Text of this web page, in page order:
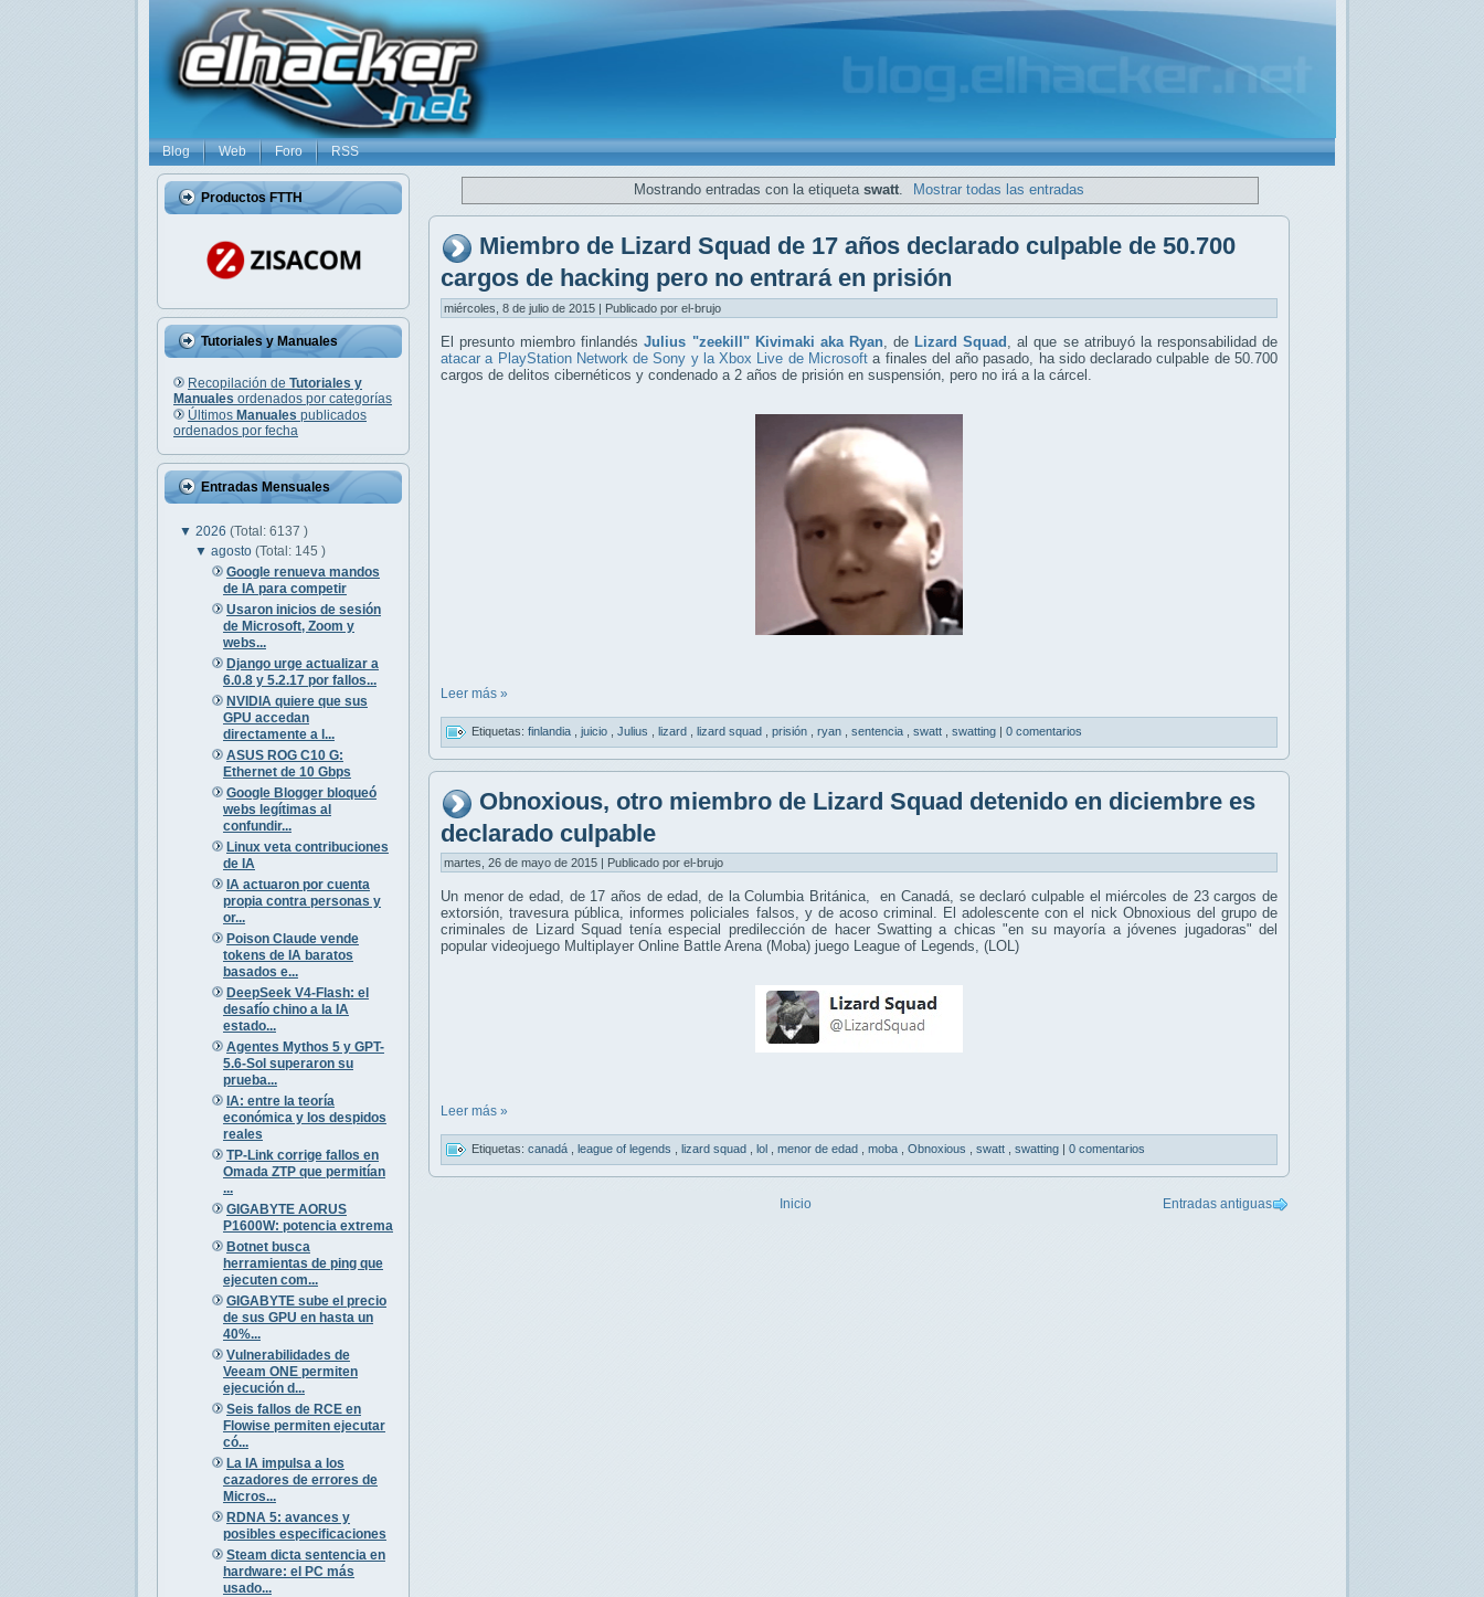
Blog Web Foro RSS
Productos FTTH
Tutoriales y Manuales
Recopilación de Tutoriales y
Manuales ordenados por categorías
Últimos Manuales publicados
ordenados por fecha
Entradas Mensuales
▼ 2026 (Total: 6137 )
▼agosto(Total: 145 )
Google renueva mandos
de IA para competir
Usaron inicios de sesión
de Microsoft, Zoom y
webs...
Django urge actualizar a
6.0.8 y 5.2.17 por fallos...
NVIDIA quiere que sus
GPU accedan
directamente a l...
ASUS ROG C10 G:
Ethernet de 10 Gbps
Google Blogger bloqueó
webs legítimas al
confundir...
Linux veta contribuciones
de IA
IA actuaron por cuenta
propia contra personas y
or...
Poison Claude vende
tokens de IA baratos
basados e...
DeepSeek V4-Flash: el
desafío chino a la IA
estado...
Agentes Mythos 5 y GPT-
5.6-Sol superaron su
prueba...
IA: entre la teoría
económica y los despidos
reales
TP-Link corrige fallos en
Omada ZTP que permitían
...
GIGABYTE AORUS
P1600W: potencia extrema
Botnet busca
herramientas de ping que
ejecuten com...
GIGABYTE sube el precio
de sus GPU en hasta un
40%...
Vulnerabilidades de
Veeam ONE permiten
ejecución d...
Seis fallos de RCE en
Flowise permiten ejecutar
có...
La IA impulsa a los
cazadores de errores de
Micros...
RDNA 5: avances y
posibles especificaciones
Steam dicta sentencia en
hardware: el PC más
usado...
Mostrando entradas con la etiqueta swatt. Mostrar todas las entradas
Miembro de Lizard Squad de 17 años declarado culpable de 50.700
cargos de hacking pero no entrará en prisión
miércoles, 8 de julio de 2015 | Publicado por el-brujo
El presunto miembro finlandésJulius "zeekill" Kivimaki aka Ryan, de Lizard Squad , al que se atribuyó la responsabilidad de
atacar a PlayStation Network de Sony y la Xbox Live de Microsoft a finales del año pasado, ha sido declarado culpable de 50.700
cargos de delitos cibernéticos y condenado a 2 años de prisión en suspensión, pero no irá a la cárcel.
Leer más »
Etiquetas: finlandia juicio Julius lizard lizard squad prisión ryan sentencia swatt swatting | 0 comentarios
Obnoxious, otro miembro de Lizard Squad detenido en diciembre es
declarado culpable
martes, 26 de mayo de 2015 | Publicado por el-brujo
Un menor de edad, de 17 años de edad, de la Columbia Británica, en Canadá, se declaró culpable el miércoles de 23 cargos de
extorsión, travesura pública, informes policiales falsos, y de acoso criminal. El adolescente con el nick Obnoxious del grupo de
criminales de Lizard Squad tenía especial predilección de hacer Swatting a chicas "en su mayoría a jóvenes jugadoras" del
popular videojuego Multiplayer Online Battle Arena (Moba) juego League of Legends, (LOL)
Leer más »
Etiquetas: canadá league of legends lizard squad lol menor de edad moba Obnoxious swatt swatting 0 comentarios
Entradas antiguas
Inicio